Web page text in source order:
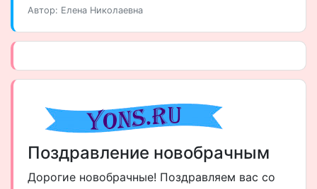
Автор: Елена Николаевна
Поздравление новобрачным
Дорогие новобрачные! Поздравляем вас со